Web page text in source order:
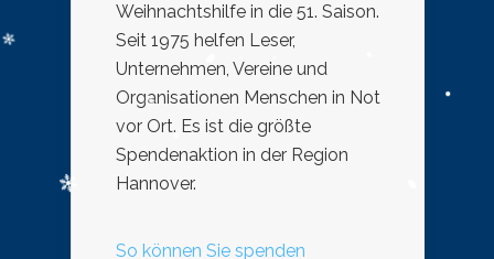
Weihnachtshilfe in die 51. Saison.
Seit 1975 helfen Leser,
Unternehmen, Vereine und
Organisationen Menschen in Not
vor Ort. Es ist die größte
Spendenaktion in der Region
Hannover.
So können Sie spenden